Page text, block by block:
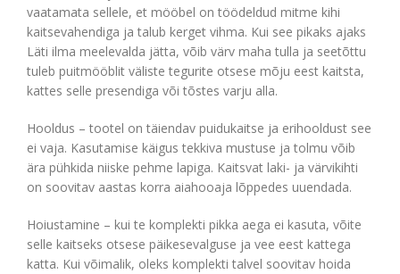
vaatamata sellele, et mööbel on töödeldud mitme kihi
kaitsevahendiga ja talub kerget vihma. Kui see pikaks ajaks
Läti ilma meelevalda jätta, võib värv maha tulla ja seetõttu
tuleb puitmööblit väliste tegurite otsese mõju eest kaitsta,
kattes selle presendiga või tõstes varju alla.
Hooldus – tootel on täiendav puidukaitse ja erihooldust see
ei vaja. Kasutamise käigus tekkiva mustuse ja tolmu võib
ära pühkida niiske pehme lapiga. Kaitsvat laki- ja värvikihti
on soovitav aastas korra aiahooaja lõppedes uuendada.
Hoiustamine – kui te komplekti pikka aega ei kasuta, võite
selle kaitseks otsese päikesevalguse ja vee eest kattega
katta. Kui võimalik, oleks komplekti talvel soovitav hoida